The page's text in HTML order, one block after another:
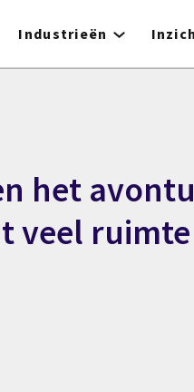
Industrieën
het
veel